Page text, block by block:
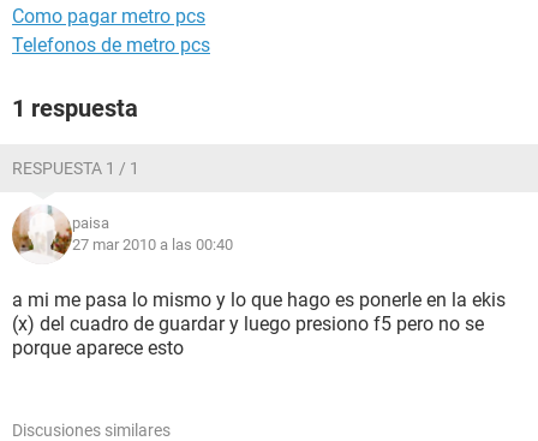
Como pagar metro pcs
Telefonos de metro pcs
1 respuesta
RESPUESTA 1 / 1
paisa
27 mar 2010 a las 00:40
a mi me pasa lo mismo y lo que hago es ponerle en la ekis
(x) del cuadro de guardar y luego presiono f5 pero no se
porque aparece esto
Discusiones similares